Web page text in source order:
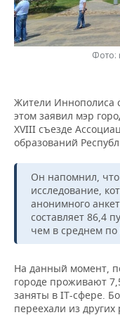
НЕФТЕХИМИЯ
НЕФТЬ
ЭНЕРГЕТИКА
РОЗНИЧНАЯ
НОВОСТИ
МЕРОПРИЯТИЯ
НОВОСТИ
БИЗНЕС-БРАНЧИ
ОТКРЫТАЯ
ФУТБОЛ
БАСКЕТБОЛ
ВОЛЕЙБОЛ
ФИГУРНОЕ
НОВОСТИ
ИСТОРИЯ
МЕДИЦИНА
ФОТОГАЛЕРЕЯ
СПРАВОЧНИК
СПИСОК ПЕРСОН
ПОЛНАЯ ВЕРСИЯ
Фото:
Жители Иннополиса
этом заявил мэр
XVIII съезде
образований
Он напомнил,
исследование,
анонимного
составляет 86,4
чем в среднем по
На данный момент,
городе проживают
заняты в IT-сфере.
переехали из